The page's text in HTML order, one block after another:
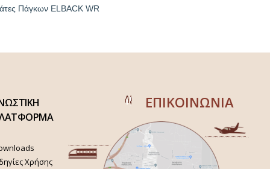
Πάγκων ELBACK WR
Χρήσης
ΕΠΙΚΟΙΝΩΝΙΑ